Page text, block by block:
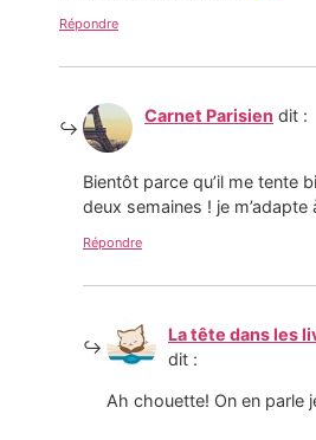
Répondre
Carnet Parisien dit :
Bientôt parce qu’il me tente
deux semaines ! je
Répondre
La tête dans les
dit :
Ah chouette! On en parle